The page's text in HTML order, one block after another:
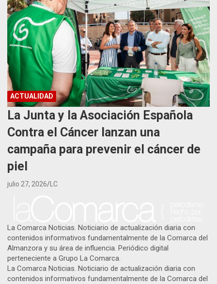
ACTUALIDAD
La Junta y la Asociación Española
Contra el Cáncer lanzan una
campaña para prevenir el cáncer de
piel
julio 27, 2026 LC
La Comarca Noticias. Noticiario de actualización diaria con
contenidos informativos fundamentalmente de la Comarca del
Almanzora y su área de influencia. Periódico digital
perteneciente a Grupo La Comarca.
La Comarca Noticias. Noticiario de actualización diaria con
contenidos informativos fundamentalmente de la Comarca del